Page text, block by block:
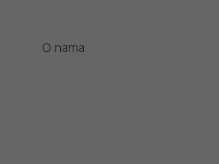
O nama